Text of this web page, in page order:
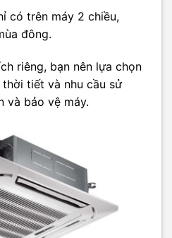
có trên máy 2 chiều,
đông.
riêng, bạn nên lựa chọn
tiết và nhu cầu sử
và bảo vệ máy.